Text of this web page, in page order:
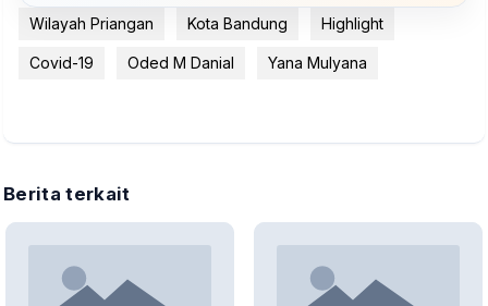
Wilayah Priangan Kota Bandung Highlight
Covid-19 Oded M Danial Yana Mulyana
Berita terkait